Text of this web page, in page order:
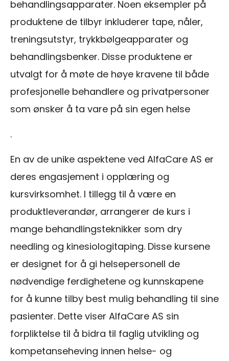
behandlingsapparater. Noen eksempler på
produktene de tilbyr inkluderer tape, nåler,
treningsutstyr, trykkbølgeapparater og
behandlingsbenker. Disse produktene er
utvalgt for å møte de høye kravene til både
profesjonelle behandlere og privatpersoner
som ønsker å ta vare på sin egen helse
.
En av de unike aspektene ved AlfaCare AS er
deres engasjement i opplæring og
kursvirksomhet. I tillegg til å være en
produktleverandør, arrangerer de kurs i
mange behandlingsteknikker som dry
needling og kinesiologitaping. Disse kursene
er designet for å gi helsepersonell de
nødvendige ferdighetene og kunnskapene
for å kunne tilby best mulig behandling til sine
pasienter. Dette viser AlfaCare AS sin
forpliktelse til å bidra til faglig utvikling og
kompetanseheving innen helse- og